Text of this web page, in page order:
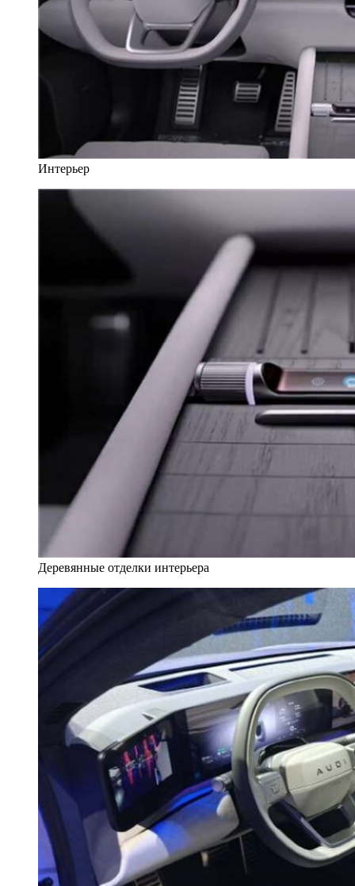
Интерьер
Деревянные отделки интерьера